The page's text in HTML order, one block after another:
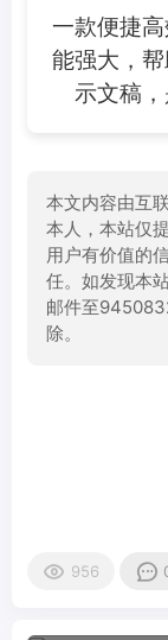
一款便捷
能强大，
示文稿
本文内容由互
本人，本站仅
用户有价值的
任。如发现本
邮件至
除。
956